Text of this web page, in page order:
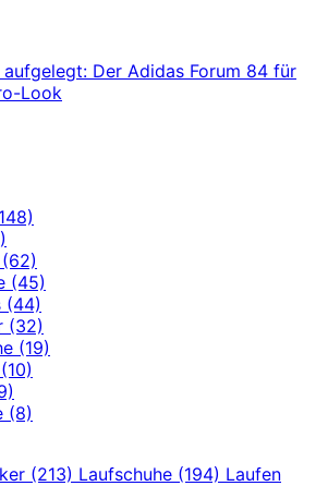
Der Adidas Forum 84 für
Look
(62)
(45)
(44)
(32)
(19)
(10)
(8)
(213) Laufschuhe (194) Laufen